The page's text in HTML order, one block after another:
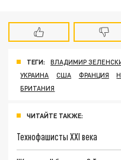
ТЕГИ: ВЛАДИМИР
УКРАИНА
США ФРАНЦИЯ
БРИТАНИЯ
ЧИТАЙТЕ ТАКЖЕ:
Технофашисты XXI века